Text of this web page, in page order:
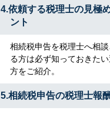
4.依頼する税理士の見極
ント
相続税申告を税理士へ相
る方は必ず知っておきた
方をご紹介。
5.相続税申告の税理士報酬